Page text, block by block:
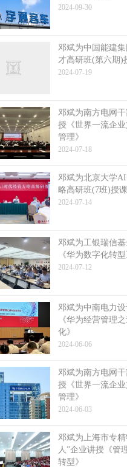
2024-09-30
邓斌为中国能建
才高研班(第六期)
2024-07-19
邓斌为南方电网
授《世界一流企
管理》
2024-07-18
邓斌为北京大学
略高研班(7班)授课
2024-07-14
邓斌为工银瑞信
《华为数字化转型
2024-07-12
邓斌为中南电力
《华为经营管理
化》
2024-06-06
邓斌为南方电网
授《世界一流企
管理》
2024-06-03
邓斌为上海市专精
人”企业讲授《管
转型》